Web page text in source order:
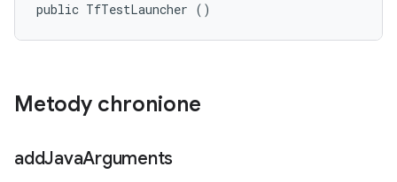
public TfTestLauncher ()
Metody chronione
addJavaArguments